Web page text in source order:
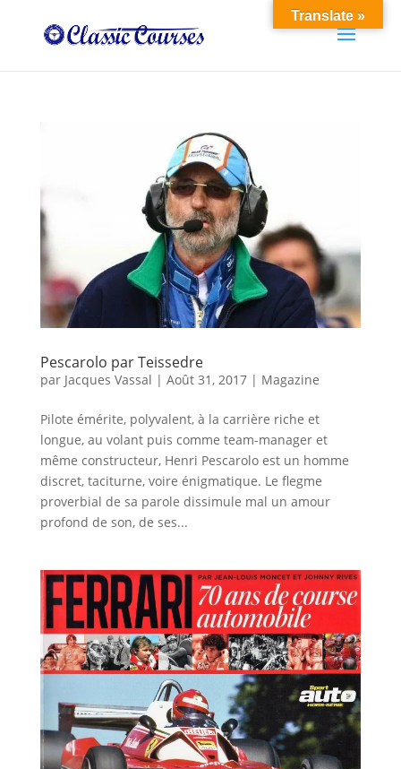
Pescarolo par Teissedre
par Jacques Vassal | Août 31, 2017| Magazine
Pilote émérite, polyvalent, à la carrière riche et
longue, au volant puis comme team-manager et
même constructeur, Henri Pescarolo est un homme
discret, taciturne, voire énigmatique. Le flegme
proverbial de sa parole dissimule mal un amour
profond de son, de ses...
Translate »